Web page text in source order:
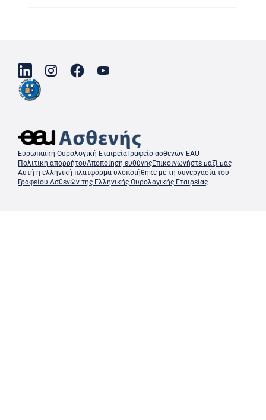
Ευρωπαϊκή Ουρολογική ΕταιρείαΓραφείο ασθενών EAU
Πολιτική απορρήτουΑποποίηση ευθύνηςΕπικοινωνήστε μαζί μας
Αυτή η ελληνική πλατφόρμα υλοποιήθηκε με τη συνεργασία του
Γραφείου Ασθενών της Ελληνικής Ουρολογικής Εταιρείας